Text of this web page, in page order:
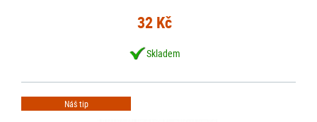
32 Kč
Skladem
Náš tip